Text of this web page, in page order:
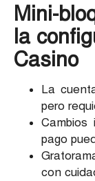
Mini-
la
Casino
La
pero
pago
con